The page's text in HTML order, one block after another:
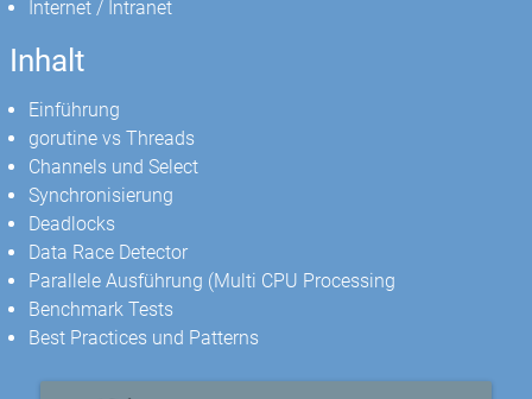
Internet / Intranet
Inhalt
Einführung
gorutine vs Threads
Channels und Select
Synchronisierung
Deadlocks
Data Race Detector
Parallele Ausführung (Multi CPU Processing
Benchmark Tests
Best Practices und Patterns